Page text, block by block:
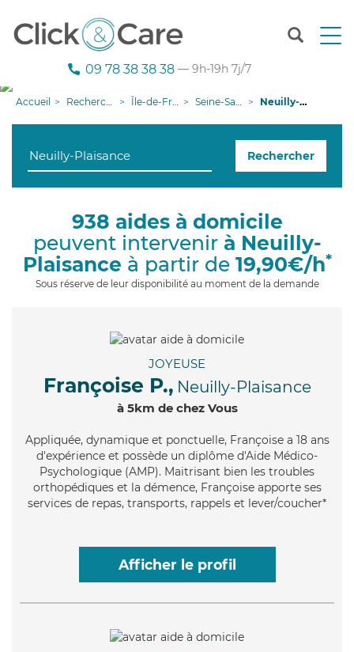
T
n
g
o
09 78 38 38 38 — 9h-19h 7j/7
Accueil Recherche aide à domicile Île-de-France Seine-Saint-Denis Neuilly-Plaisance
Rechercher
938 aides à domicile
peuvent intervenir à Neuilly-
Plaisance à partir de 19,90€/h*
Sous réserve de leur disponibilité au moment de la demande
JOYEUSE
Françoise P., Neuilly-Plaisance
à 5km de chez Vous
Appliquée, dynamique et ponctuelle, Françoise a 18 ans
d'expérience et possède un diplôme d'Aide Médico-
Psychologique (AMP). Maitrisant bien les troubles
orthopédiques et la démence, Françoise apporte ses
services de repas, transports, rappels et lever/coucher*
Afficher le profil